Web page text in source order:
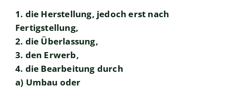
1. die Herstellung, jedoch erst nach
Fertigstellung,
2. die Überlassung,
3. den Erwerb,
4. die Bearbeitung durch
a) Umbau oder